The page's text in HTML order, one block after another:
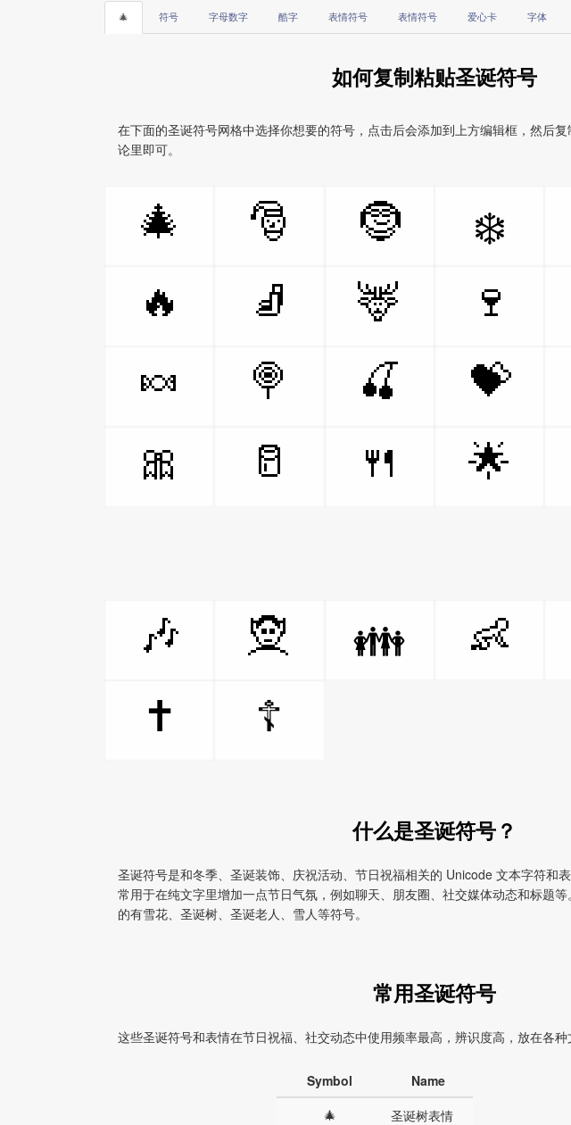
🎄 符号 字母数字 酷字 表情符号 表情符号 爱心卡 字体
如何复制粘贴圣诞符号
在下面的圣诞符号网格中选择你想要的符号，点击后会添加到上方编辑框，然后
论里即可。
🎄 🎅 🤶 ❄️
🔥
🧦 🦌 🍷
🍬
🍭 🍒 💝
🎀
🥛 🍴 🌟
🎶 🧝 👪 👶
✝️
☦️
什么是圣诞符号？
圣诞符号是和冬季、圣诞装饰、庆祝活动、节日祝福相关的 Unicode 文本字符和
常用于在纯文字里增加一点节日气氛，例如聊天、朋友圈、社交媒体动态和标题
的有雪花、圣诞树、圣诞老人、雪人等符号。
常用圣诞符号
这些圣诞符号和表情在节日祝福、社交动态中使用频率最高，辨识度高，放在各种
Symbol
Name
🎄
圣诞树表情